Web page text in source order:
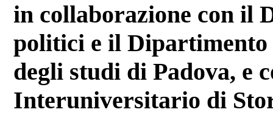
in collaborazione con il
politici e il
degli studi di Padova, e
Interuniversitario di